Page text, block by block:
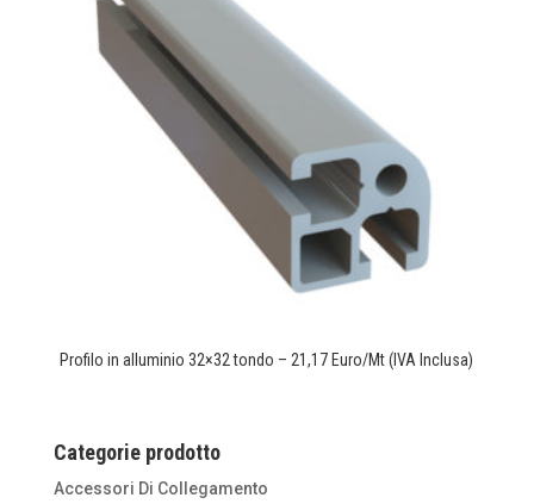
Profilo in alluminio 32×32 tondo – 21,17 Euro/Mt (IVA Inclusa)
Categorie prodotto
Accessori Di Collegamento